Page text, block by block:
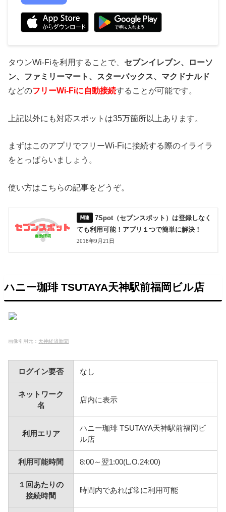
タウンWi-Fiを利用することで、 セブンイレブン、ローソ
ン、ファミリーマート、スターバックス、マクドナルド
などのフリーWi-Fiに自動接続することが可能です。
上記以外にも対応スポットは35万箇所以上あります。
まずはこのアプリでフリーWi-Fiに接続する際のイライラ
をとっぱらいましょう。
使い方はこちらの記事をどうぞ。
7Spot（セブンスポット）は登録しなく
ても利用可能！アプリ１つで簡単に解決！
2018年9月21日
ハニー珈琲 TSUTAYA天神駅前福岡ビル店
画像引用元： 天神経済新聞
ログイン要否 なし
ネットワーク
名
店内に表示
利用エリア
ハニー珈琲 TSUTAYA天神駅前福岡ビ
ル店
利用可能時間 8:00～翌1:00(L.O.24:00)
１回あたりの
接続時間
時間内であれば常に利用可能